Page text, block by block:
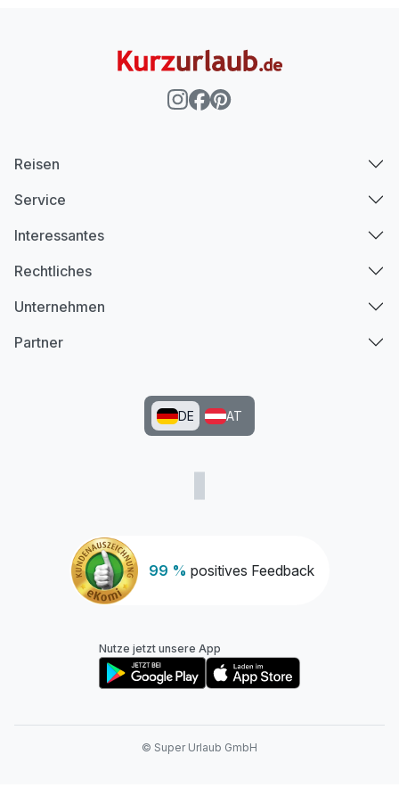
99 % positives Feedback
Reisen
Service
Interessantes
Rechtliches
Unternehmen
Partner
DE AT
Nutze jetzt unsere App
© Super Urlaub GmbH